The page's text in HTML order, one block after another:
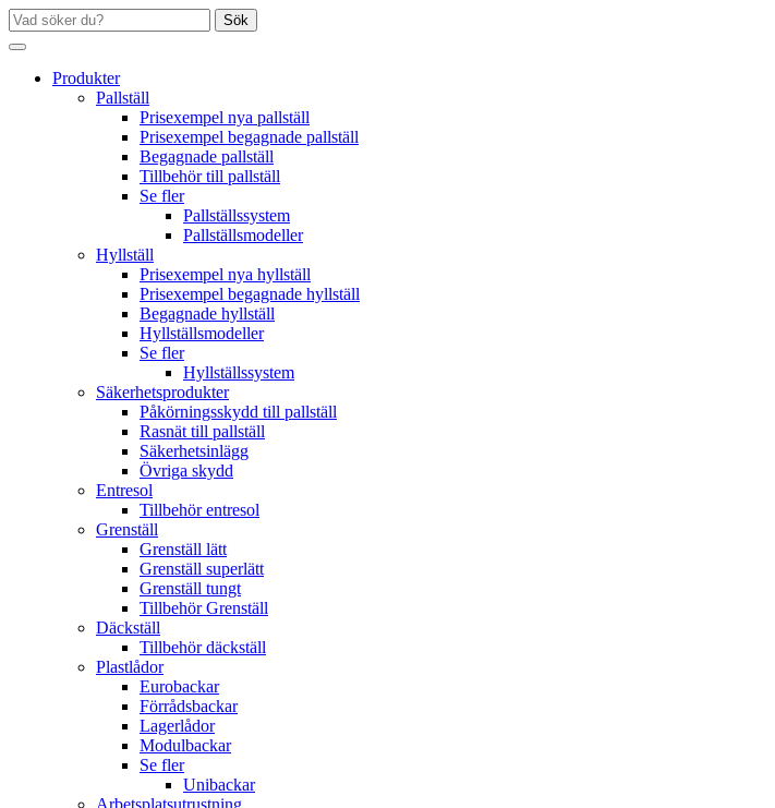
Sök
Produkter
Pallställ
Prisexempel nya pallställ
Prisexempel begagnade pallställ
Begagnade pallställ
Tillbehör till pallställ
Se fler
Pallställssystem
Pallställsmodeller
Hyllställ
Prisexempel nya hyllställ
Prisexempel begagnade hyllställ
Begagnade hyllställ
Hyllställsmodeller
Se fler
Hyllställssystem
Säkerhetsprodukter
Påkörningsskydd till pallställ
Rasnät till pallställ
Säkerhetsinlägg
Övriga skydd
Entresol
Tillbehör entresol
Grenställ
Grenställ lätt
Grenställ superlätt
Grenställ tungt
Tillbehör Grenställ
Däckställ
Tillbehör däckställ
Plastlådor
Eurobackar
Förrådsbackar
Lagerlådor
Modulbackar
Se fler
Unibackar
Arbetsplatsutrustning